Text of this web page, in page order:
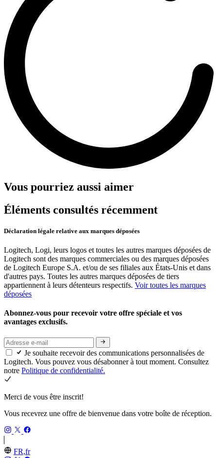
Vous pourriez aussi aimer
Éléments consultés récemment
Déclaration légale relative aux marques déposées
Logitech, Logi, leurs logos et toutes les autres marques déposées de
Logitech sont des marques commerciales ou des marques déposées
de Logitech Europe S.A. et/ou de ses filiales aux États-Unis et dans
d'autres pays. Toutes les autres marques déposées de tiers
appartiennent à leurs détenteurs respectifs. Voir toutes les marques
déposées
Abonnez-vous pour recevoir votre offre spéciale et vos
avantages exclusifs.
Je souhaite recevoir des communications personnalisées de
Logitech. Vous pouvez vous désabonner à tout moment. Consultez
notre Politique de confidentialité.
Merci de vous être inscrit!
Vous recevrez une offre de bienvenue dans votre boîte de réception.
FR,fr